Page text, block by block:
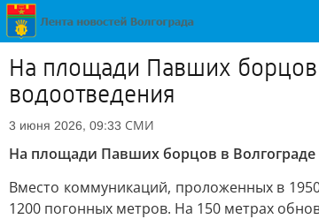
На площади Павших борцов
водоотведения
3 июня 2026, 09:33 СМИ
На площади Павших борцов в
Вместо коммуникаций, проложенных в
1200 погонных метров. На 150 метрах